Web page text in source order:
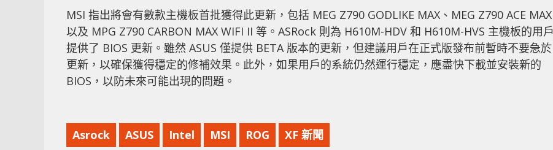
MSI 指出將會有數款主機板首批獲得此更新，包括 MEG Z790 GODLIKE MAX、MEG Z790 ACE MAX
以及 MPG Z790 CARBON MAX WIFI II 等。ASRock 則為 H610M-HDV 和 H610M-HVS 主機板的用戶
提供了 BIOS 更新。雖然 ASUS 僅提供 BETA 版本的更新，但建議用戶在正式版發布前暫時不要急於
更新，以確保獲得穩定的修補效果。此外，如果用戶的系統仍然運行穩定，應盡快下載並安裝新的
BIOS，以防未來可能出現的問題。
Asrock ASUS Intel MSI ROG XF 新聞